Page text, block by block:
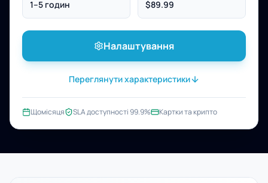
1–5 годин $89.99
Налаштування
Переглянути характеристики
Щомісяця SLA доступності 99.9% Картки та крипто